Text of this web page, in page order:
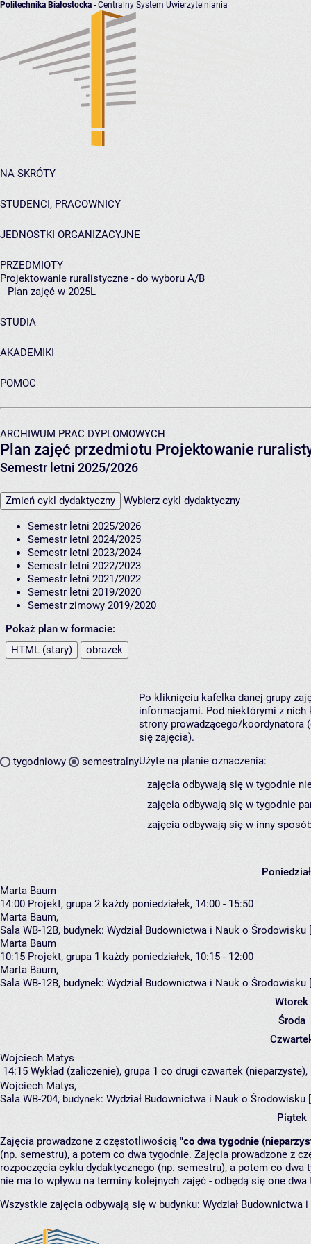
Politechnika Białostocka - Centralny System Uwierzytelniania
NA SKRÓTY
STUDENCI, PRACOWNICY
JEDNOSTKI ORGANIZACYJNE
PRZEDMIOTY
Projektowanie ruralistyczne - do wyboru A/B
Plan zajęć w 2025L
STUDIA
AKADEMIKI
POMOC
ARCHIWUM PRAC DYPLOMOWYCH
Plan zajęć przedmiotu Projektowanie
Semestr letni 2025/2026
Zmień cykl dydaktyczny Wybierz cykl dydaktyczny
Semestr letni 2025/2026
Semestr letni 2024/2025
Semestr letni 2023/2024
Semestr letni 2022/2023
Semestr letni 2021/2022
Semestr letni 2019/2020
Semestr zimowy 2019/2020
Pokaż plan w formacie:
HTML (stary)
obrazek
tygodniowy semestralny
Po kliknięciu kafelka danej grupy
informacjami. Pod niektórymi z nich
strony prowadzącego/koordynatora
się zajęcia).
Użyte na planie oznaczenia:
zajęcia odbywają się w tygodnie
zajęcia odbywają się w tygodnie
zajęcia odbywają się w inny
Marta Baum
14:00 Projekt, grupa 2 każdy poniedziałek, 14:00 - 15:50
Marta Baum,
Sala WB-12B, budynek: Wydział Budownictwa i Nauk o Środowisku
Marta Baum
10:15 Projekt, grupa 1 każdy poniedziałek, 10:15 - 12:00
Marta Baum,
Sala WB-12B, budynek: Wydział Budownictwa i Nauk o Środowisku
Wtorek
Środa
Wojciech Matys
14:15 Wykład (zaliczenie), grupa 1 co drugi czwartek (nieparzyste),
Wojciech Matys,
Sala WB-204, budynek: Wydział Budownictwa i Nauk o Środowisku
Piątek
Zajęcia prowadzone z częstotliwością "co dwa tygodnie
(np. semestru), a potem co dwa tygodnie. Zajęcia prowadzone z
rozpoczęcia cyklu dydaktycznego (np. semestru), a potem co
nie ma to wpływu na terminy kolejnych zajęć - odbędą się one
Wszystkie zajęcia odbywają się w budynku: Wydział Budownictwa